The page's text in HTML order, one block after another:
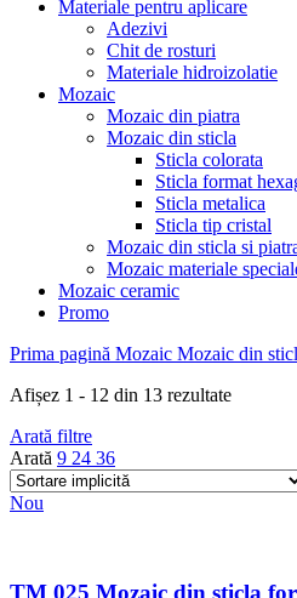
Materiale pentru aplicare
Adezivi
Chit de rosturi
Materiale hidroizolatie
Mozaic
Mozaic din piatra
Mozaic din sticla
Sticla colorata
Sticla format
Sticla metalica
Sticla tip cristal
Mozaic din sticla si
Mozaic materiale
Mozaic ceramic
Promo
Prima pagină Mozaic Mozaic din
Afișez 1 - 12 din 13 rezultate
Arată filtre
Arată 9 24 36
Nou
TM 025 Mozaic din sticla